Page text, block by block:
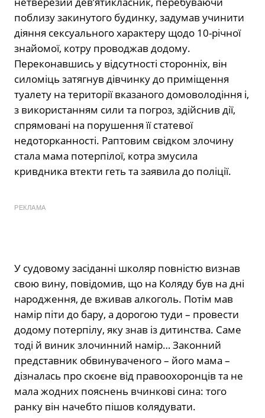
поблизу закинутого будинку, задумав учинити
діяння сексуального характеру щодо 10-річної
знайомої, котру проводжав додому.
Переконавшись у відсутності сторонніх, він
силоміць затягнув дівчинку до приміщення
туалету на території вказаного домоволодіння і,
з використанням сили та погроз, здійснив дії,
спрямовані на порушення її статевої
недоторканності. Раптовим свідком злочину
стала мама потерпілої, котра змусила
кривдника втекти геть та заявила до поліції.
РЕКЛАМА
У судовому засіданні школяр повністю визнав
свою вину, повідомив, що на Коляду був на дні
народження, де вживав алкоголь. Потім мав
намір піти до бару, а дорогою туди – провести
додому потерпілу, яку знав із дитинства. Саме
тоді й виник злочинний намір… Законний
представник обвинуваченого – його мама –
дізналась про скоєне від правоохоронців та не
мала жодних пояснень вчинкові сина: того
ранку він начебто пішов колядувати.